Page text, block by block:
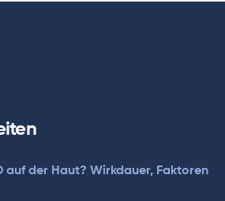
auf der Haut? Wirkdauer, Faktoren